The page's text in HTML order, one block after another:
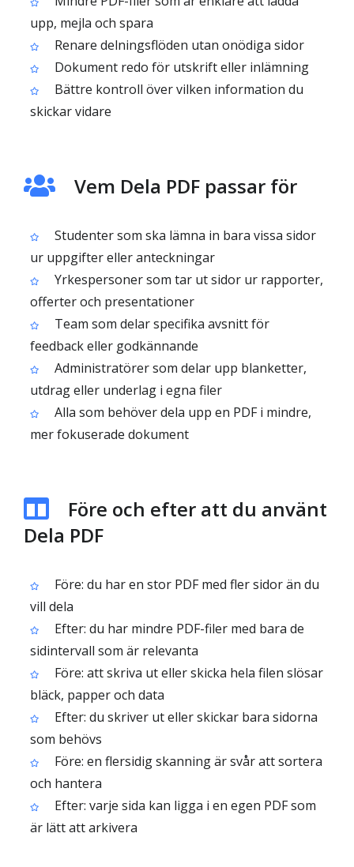
upp, mejla och spara
Renare delningsflöden utan onödiga sidor
Dokument redo för utskrift eller inlämning
Bättre kontroll över vilken information du
skickar vidare
Vem Dela PDF passar för
Studenter som ska lämna in bara vissa sidor
ur uppgifter eller anteckningar
Yrkespersoner som tar ut sidor ur rapporter,
offerter och presentationer
Team som delar specifika avsnitt för
feedback eller godkännande
Administratörer som delar upp blanketter,
utdrag eller underlag i egna filer
Alla som behöver dela upp en PDF i mindre,
mer fokuserade dokument
Före och efter att du använt
Dela PDF
Före: du har en stor PDF med fler sidor än du
vill dela
Efter: du har mindre PDF-filer med bara de
sidintervall som är relevanta
Före: att skriva ut eller skicka hela filen slösar
bläck, papper och data
Efter: du skriver ut eller skickar bara sidorna
som behövs
Före: en flersidig skanning är svår att sortera
och hantera
Efter: varje sida kan ligga i en egen PDF som
är lätt att arkivera